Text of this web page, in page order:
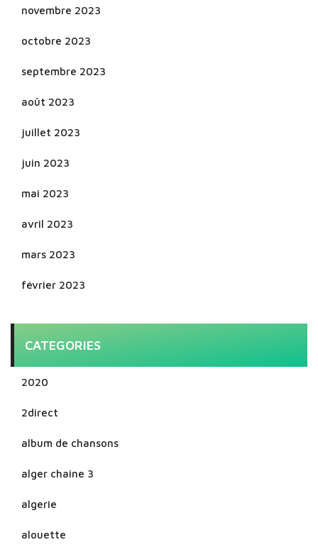
novembre 2023
octobre 2023
septembre 2023
août 2023
juillet 2023
juin 2023
mai 2023
avril 2023
mars 2023
février 2023
CATEGORIES
2020
2direct
album de chansons
alger chaine 3
algerie
alouette